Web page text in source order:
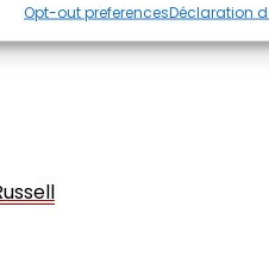
Opt-out preferencesDéclaration